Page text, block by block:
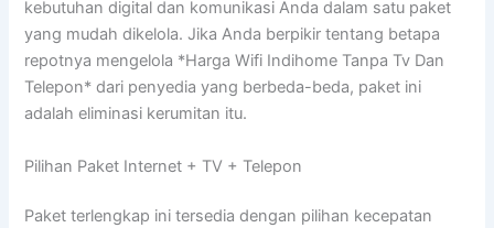
kebutuhan digital dan komunikasi Anda dalam satu paket
yang mudah dikelola. Jika Anda berpikir tentang betapa
repotnya mengelola *Harga Wifi Indihome Tanpa Tv Dan
Telepon* dari penyedia yang berbeda-beda, paket ini
adalah eliminasi kerumitan itu.
Pilihan Paket Internet + TV + Telepon
Paket terlengkap ini tersedia dengan pilihan kecepatan